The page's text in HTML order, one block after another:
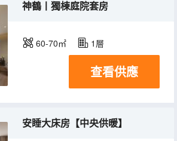
神鶴丨獨棟庭院套房
60-70㎡ 1層
查看供應
安睡大床房【中央供暖】